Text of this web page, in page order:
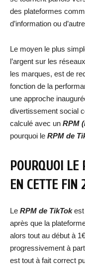
des plateformes
d’information ou
Le moyen le plus
l’argent sur les
les marques, est de
fonction de la
une approche
divertissement social
calculé avec un RPM
pourquoi le RPM de
POURQUOI LE
EN CETTE
Le RPM de TikTok
après que la
alors tout au début à
progressivement à
est tout à fait correct